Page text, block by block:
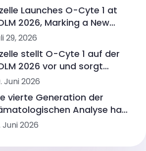
Launches O-Cyte 1 at
2026, Marking a New
in AI-Powered
29, 2026
stellt O-Cyte 1 auf der
2026 vor und sorgt
für mehr
bei der KI-
Juni 2026
vierte Generation der
Analyse hat
Juni 2026